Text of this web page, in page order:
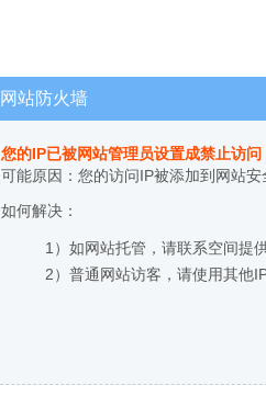
网站防火墙
您的IP已被网站管理员设置成禁止访问
可能原因：您的访问IP被添加到网站安
如何解决：
1）如网站托管，请联系空间提
2）普通网站访客，请使用其他